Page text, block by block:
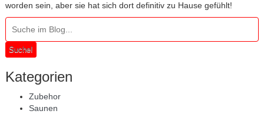
worden sein, aber sie hat sich dort definitiv zu Hause gefühlt!
Suche!
Kategorien
Zubehor
Saunen